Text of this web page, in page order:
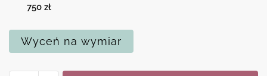
750 zł
Wyceń na wymiar